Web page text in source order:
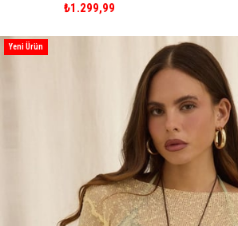
₺1.299,99
Yeni Ürün